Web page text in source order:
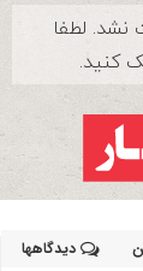
دیدگاهها